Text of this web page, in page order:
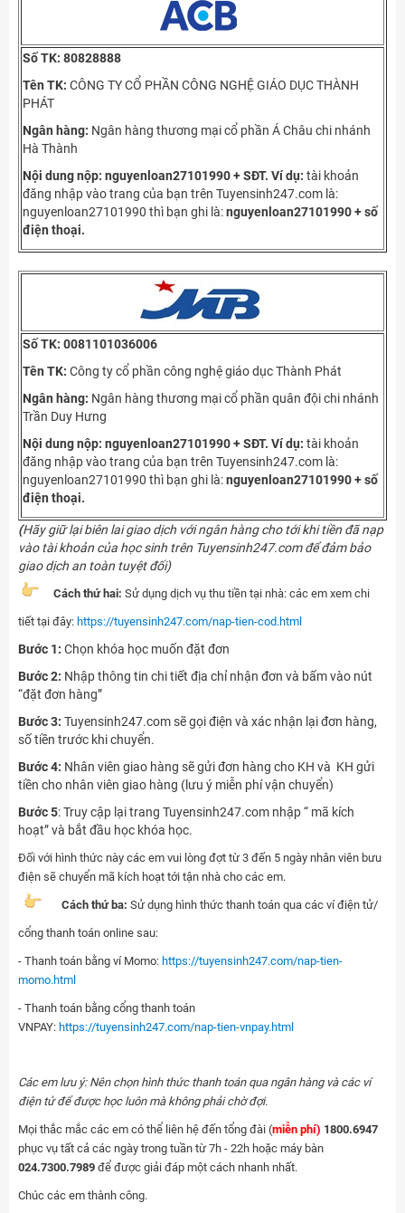
Số TK: 80828888
Tên TK: CÔNG TY CỔ PHẦN CÔNG NGHỆ GIÁO DỤC THÀNH
PHÁT
Ngân hàng: Ngân hàng thương mại cổ phần Á Châu chi nhánh
Hà Thành
Nội dung nộp: nguyenloan27101990 + SĐT. Ví dụ: tài khoản
đăng nhập vào trang của bạn trên Tuyensinh247.com là:
nguyenloan27101990 thì bạn ghi là:nguyenloan27101990 + số
điện thoại.
Số TK: 0081101036006
Tên TK: Công ty cổ phần công nghệ giáo dục Thành Phát
Ngân hàng: Ngân hàng thương mại cổ phần quân đội chi nhánh
Trần Duy Hưng
Nội dung nộp: nguyenloan27101990 + SĐT. Ví dụ: tài khoản
đăng nhập vào trang của bạn trên Tuyensinh247.com là:
nguyenloan27101990 thì bạn ghi là:nguyenloan27101990 + số
điện thoại.
(Hãy giữ lại biên lai giao dịch với ngân hàng cho tới khi tiền đã nạp
vào tài khoản của học sinh trên Tuyensinh247.com để đảm bảo
giao dịch an toàn tuyệt đối)
Cách thứ hai: Sử dụng dịch vụ thu tiền tại nhà: các em xem chi
tiết tại đây: https://tuyensinh247.com/nap-tien-cod.html
Bước 1: Chọn khóa học muốn đặt đơn
Bước 2: Nhập thông tin chi tiết địa chỉ nhận đơn và bấm vào nút
“đặt đơn hàng”
Bước 3: Tuyensinh247.com sẽ gọi điện và xác nhận lại đơn hàng,
số tiền trước khi chuyển.
Bước 4: Nhân viên giao hàng sẽ gửi đơn hàng cho KH và KH gửi
tiền cho nhân viên giao hàng (lưu ý miễn phí vận chuyển)
Bước 5: Truy cập lại trang Tuyensinh247.com nhập “ mã kích
hoạt” và bắt đầu học khóa học.
Đối với hình thức này các em vui lòng đợt từ 3 đến 5 ngày nhân viên bưu
điện sẽ chuyển mã kích hoạt tới tận nhà cho các em.
Cách thứ ba: Sử dụng hình thức thanh toán qua các ví điện tử/
cổng thanh toán online sau:
- Thanh toán bằng ví Momo: https://tuyensinh247.com/nap-tien-
momo.html
- Thanh toán bằng cổng thanh toán
VNPAY: https://tuyensinh247.com/nap-tien-vnpay.html
Các em lưu ý: Nên chọn hình thức thanh toán qua ngân hàng và các ví
điện tử để được học luôn mà không phải chờ đợi.
Mọi thắc mắc các em có thể liên hệ đến tổng đài (miễn phí) 1800.6947
phục vụ tất cả các ngày trong tuần từ 7h - 22h hoặc máy bàn
024.7300.7989 để được giải đáp một cách nhanh nhất.
Chúc các em thành công.